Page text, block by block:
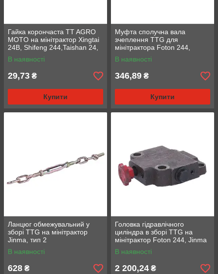
Гайка корончаста TT AGRO
MOTO на мінітрактор Xingtai
24B, Shifeng 244,Taishan 24,
M-16
В наявності
29,73 ₴
Купити
Муфта сполучна вала
зчеплення TTG для
мінітрактора Foton 244,
Jinma 244/264, L-50 мм,
діаметр 38 мм, Z-15, тип 3
В наявності
346,89 ₴
Купити
Ланцюг обмежувальний у
зборі TTG на мінітрактор
Jinma, тип 2
В наявності
628 ₴
Головка гідравлічного
циліндра в зборі TTG на
мінітрактор Foton 244, Jinma
244, тип 2
В наявності
2 200,24 ₴